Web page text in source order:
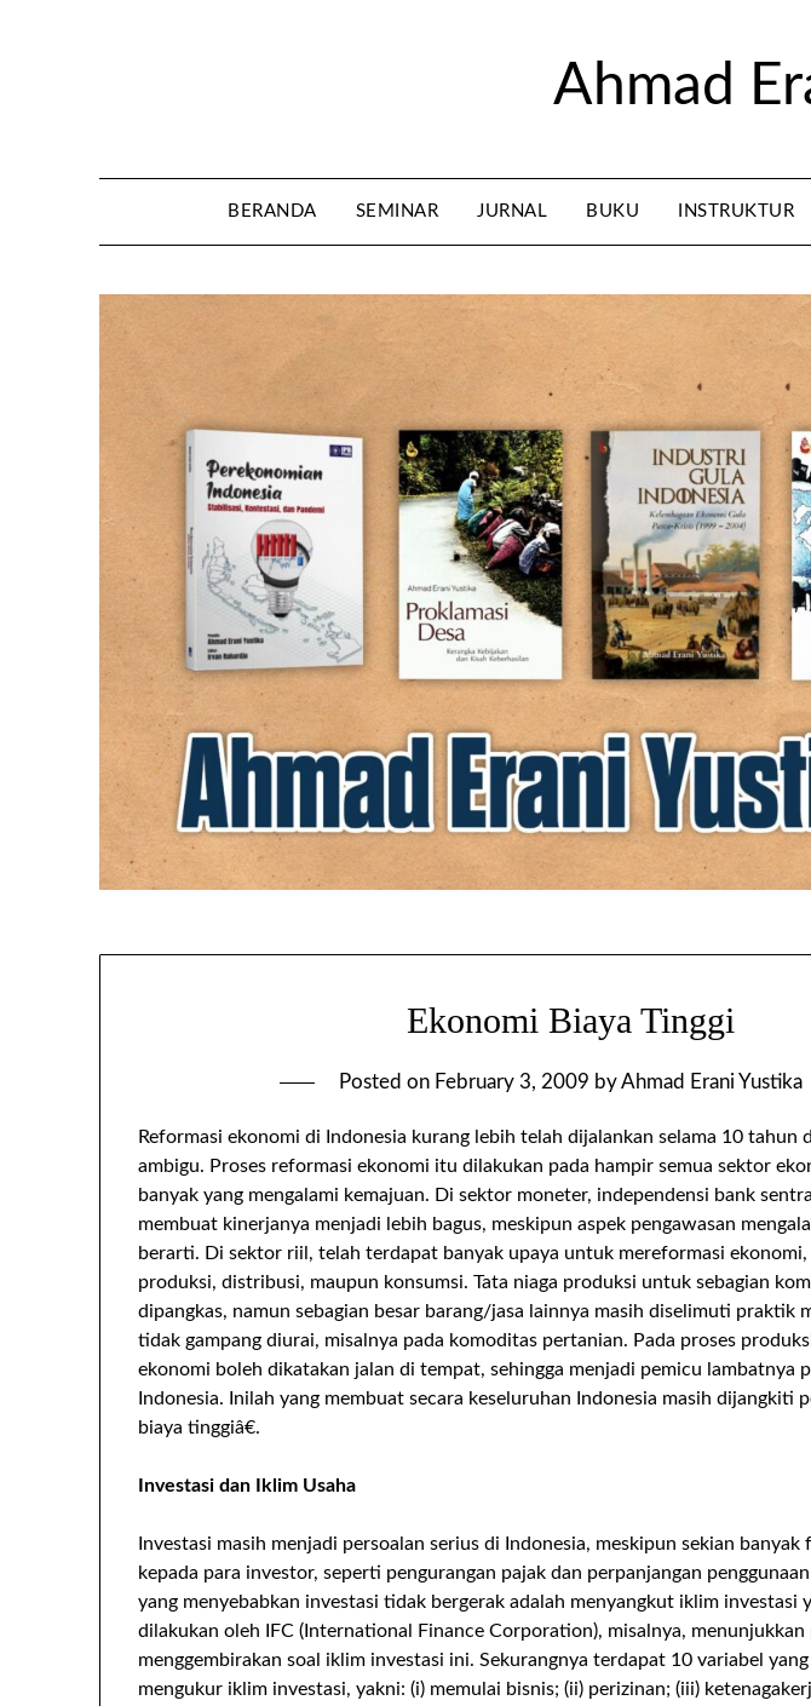
Ahmad
BERANDA SEMINAR JURNAL BUKU INSTRUKTUR
Ekonomi Biaya Tinggi
Posted on February 3, 2009 byAhmad Erani Yustika
Reformasi ekonomi di Indonesia kurang lebih telah dijalankan selama 10 tahun
ambigu. Proses reformasi ekonomi itu dilakukan pada hampir semua sektor
banyak yang mengalami kemajuan. Di sektor moneter, independensi bank
membuat kinerjanya menjadi lebih bagus, meskipun aspek pengawasan
berarti. Di sektor riil, telah terdapat banyak upaya untuk mereformasi ekonomi,
produksi, distribusi, maupun konsumsi. Tata niaga produksi untuk sebagian
dipangkas, namun sebagian besar barang/jasa lainnya masih diselimuti praktik
tidak gampang diurai, misalnya pada komoditas pertanian. Pada proses
ekonomi boleh dikatakan jalan di tempat, sehingga menjadi pemicu lambatnya
Indonesia. Inilah yang membuat secara keseluruhan Indonesia masih dijangkiti
biaya tinggiâ€.
Investasi dan Iklim Usaha
Investasi masih menjadi persoalan serius di Indonesia, meskipun sekian
kepada para investor, seperti pengurangan pajak dan perpanjangan
yang menyebabkan investasi tidak bergerak adalah menyangkut iklim investasi
dilakukan oleh IFC (International Finance Corporation), misalnya, menunjukkan
menggembirakan soal iklim investasi ini. Sekurangnya terdapat 10 variabel
mengukur iklim investasi, yakni: (i) memulai bisnis; (ii) perizinan; (iii)